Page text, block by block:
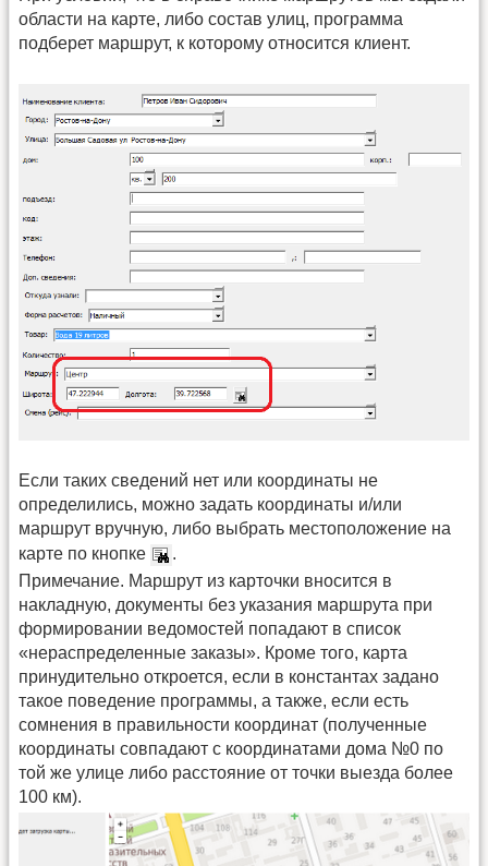
области на карте, либо состав улиц, программа
подберет маршрут, к которому относится клиент.
Если таких сведений нет или координаты не
определились, можно задать координаты и/или
маршрут вручную, либо выбрать местоположение на
карте по кнопке
.
Примечание. Маршрут из карточки вносится в
накладную, документы без указания маршрута при
формировании ведомостей попадают в список
«нераспределенные заказы». Кроме того, карта
принудительно откроется, если в константах задано
такое поведение программы, а также, если есть
сомнения в правильности координат (полученные
координаты совпадают с координатами дома №0 по
той же улице либо расстояние от точки выезда более
100 км).